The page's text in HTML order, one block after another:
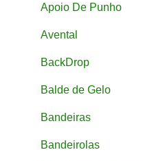
Apoio De Punho
Avental
BackDrop
Balde de Gelo
Bandeiras
Bandeirolas